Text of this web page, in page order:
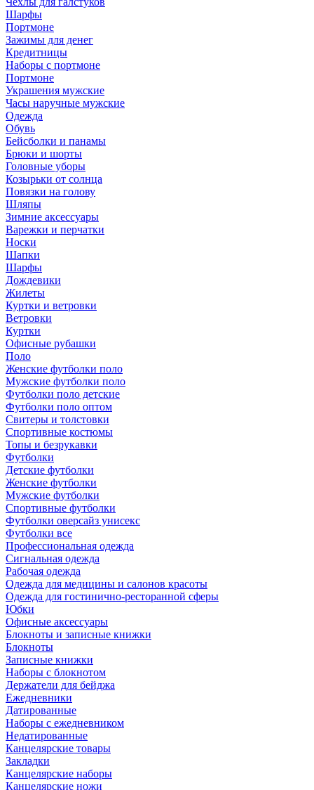
Шарфы
Портмоне
Зажимы для денег
Кредитницы
Наборы с портмоне
Портмоне
Украшения мужские
Часы наручные мужские
Одежда
Обувь
Бейсболки и панамы
Брюки и шорты
Головные уборы
Козырьки от солнца
Повязки на голову
Шляпы
Зимние аксессуары
Варежки и перчатки
Носки
Шапки
Шарфы
Дождевики
Жилеты
Куртки и ветровки
Ветровки
Куртки
Офисные рубашки
Поло
Женские футболки поло
Мужские футболки поло
Футболки поло детские
Футболки поло оптом
Свитеры и толстовки
Спортивные костюмы
Топы и безрукавки
Футболки
Детские футболки
Женские футболки
Мужские футболки
Спортивные футболки
Футболки оверсайз унисекс
Футболки все
Профессиональная одежда
Сигнальная одежда
Рабочая одежда
Одежда для медицины и салонов красоты
Одежда для гостинично-ресторанной сферы
Юбки
Офисные аксессуары
Блокноты и записные книжки
Блокноты
Записные книжки
Наборы с блокнотом
Держатели для бейджа
Ежедневники
Датированные
Наборы с ежедневником
Недатированные
Канцелярские товары
Закладки
Канцелярские наборы
Канцелярские ножи